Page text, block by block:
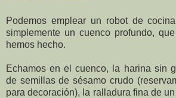
Podemos emplear un robot de
simplemente un cuenco profundo,
hemos hecho.
Echamos en el cuenco, la harina sin
de semillas de sésamo crudo
para decoración), la ralladura fina de